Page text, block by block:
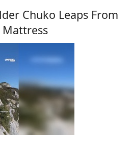
Chuko Leaps From